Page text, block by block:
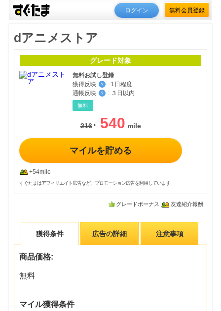
ログイン 無料会員登録
dアニメストア
グレード対象
無料お試し登録
獲得反映
？ : 1日程度
通帳反映
？ : ３日以内
無料
216 540
マイルを貯める
+54mile
すぐたまはアフィリエイト広告など、プロモーション広告を利用しています
グレードボーナス 友達紹介報酬
獲得条件 広告の詳細 注意事項
商品価格:
無料
マイル獲得条件